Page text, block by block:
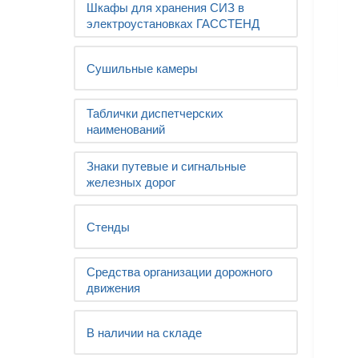
Шкафы для хранения СИЗ в
электроустановках ГАССТЕНД
Сушильные камеры
Таблички диспетчерских
наименований
Знаки путевые и сигнальные
железных дорог
Стенды
Средства организации дорожного
движения
В наличии на складе